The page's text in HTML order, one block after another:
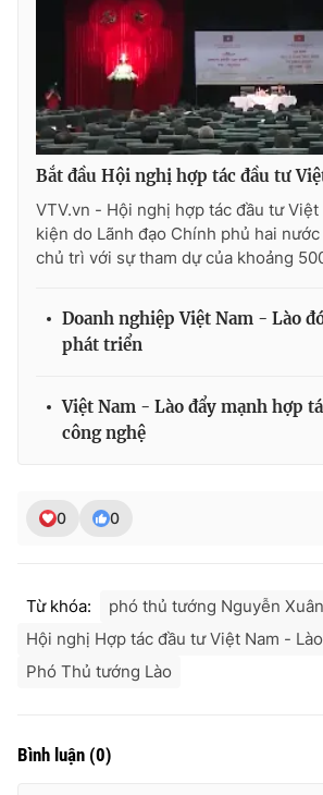
Ðiện thoại Thời báo VTV:
toasoan@vtv.vn
Liên hệ quảng cáo:024-7300.7108
thuận bằng văn bản. Ghi rõ nguồn VTV.vn
thông tin từ website này.
Bắt đầu Hội nghị hợp tác đầu tư
VTV.vn - Hội nghị hợp tác đầu tư Việt
kiện do Lãnh đạo Chính phủ hai
chủ trì với sự tham dự của khoảng
Doanh nghiệp Việt Nam - Lào
phát triển
Việt Nam - Lào đẩy mạnh hợp
công nghệ
0 0
Từ khóa:
phó thủ tướng Nguyễn
Hội nghị Hợp tác đầu tư Việt Nam -
Phó Thủ tướng Lào
Bình luận (0)